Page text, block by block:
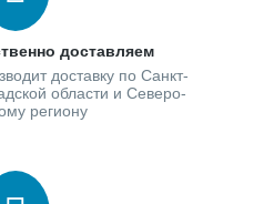
доставляем
доставку по Санкт-
области и Северо-
региону